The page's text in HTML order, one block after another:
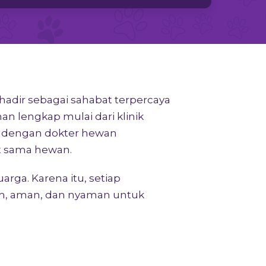
sebagai sahabat terpercaya
lengkap mulai dari klinik
dokter hewan
hewan.
Karena itu, setiap
aman, dan nyaman untuk